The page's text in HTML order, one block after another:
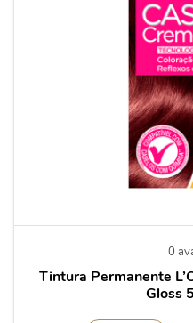
0
Tintura Permanente
Gloss